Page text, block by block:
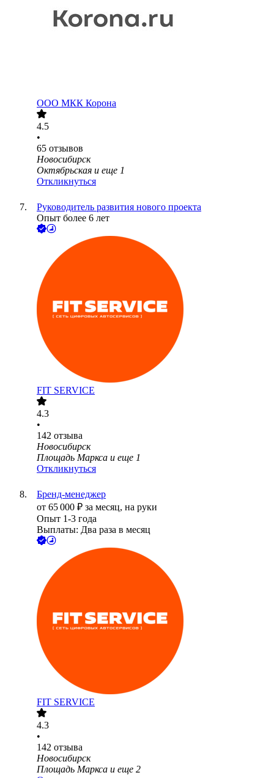
ООО МКК Корона
4.5
•
65 отзывов
Новосибирск
Октябрьская и еще 1
Откликнуться
Руководитель развития нового проекта
Опыт более 6 лет
FIT SERVICE
4.3
•
142 отзыва
Новосибирск
Площадь Маркса и еще 1
Откликнуться
Бренд-менеджер
от 65 000 ₽ за месяц, на руки
Опыт 1-3 года
Выплаты: Два раза в месяц
FIT SERVICE
4.3
•
142 отзыва
Новосибирск
Площадь Маркса и еще 2